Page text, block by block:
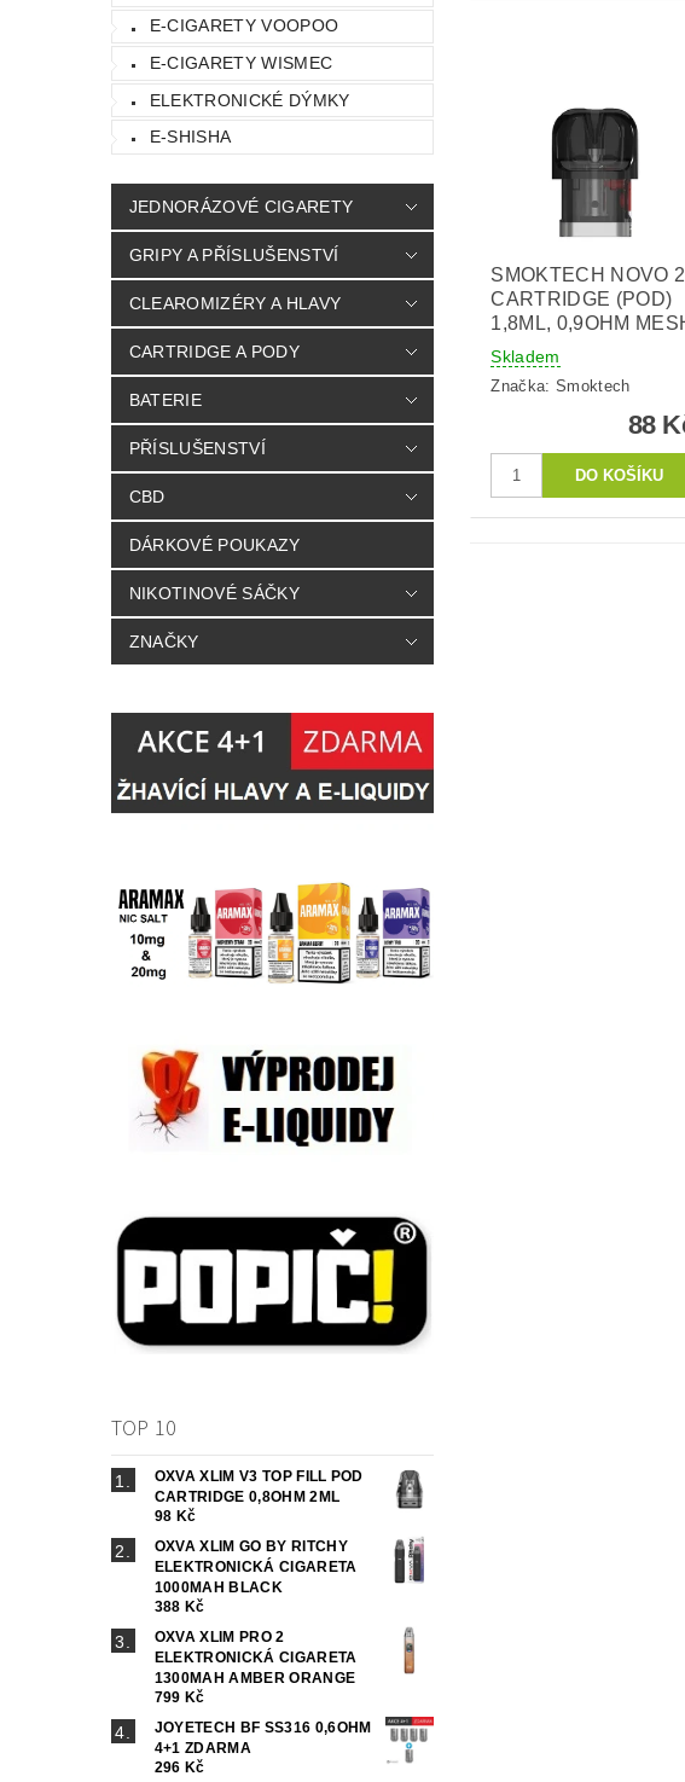
E-CIGARETY VOOPOO
E-CIGARETY WISMEC
ELEKTRONICKÉ DÝMKY
E-SHISHA
JEDNORÁZOVÉ CIGARETY
GRIPY A PŘÍSLUŠENSTVÍ
CLEAROMIZÉRY A HLAVY
CARTRIDGE A PODY
BATERIE
PŘÍSLUŠENSTVÍ
CBD
DÁRKOVÉ POUKAZY
NIKOTINOVÉ SÁČKY
ZNAČKY
TOP 10
OXVA XLIM V3 TOP FILL POD
CARTRIDGE 0,8OHM 2ML
98 Kč
OXVA XLIM GO BY RITCHY
ELEKTRONICKÁ CIGARETA
1000MAH BLACK
388 Kč
OXVA XLIM PRO 2
ELEKTRONICKÁ CIGARETA
1300MAH AMBER ORANGE
799 Kč
JOYETECH BF SS316 0,6OHM
4+1 ZDARMA
296 Kč
SMOKTECH NOVO 2
CARTRIDGE (POD)
1,8ML, 0,9OHM
Skladem
Značka: Smoktech
88